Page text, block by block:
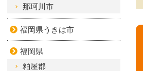
那珂川市
福岡県うきは市
福岡県
粕屋郡